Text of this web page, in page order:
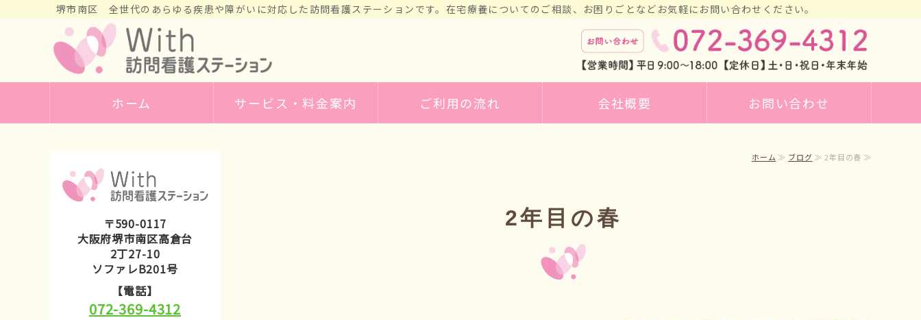
訪問看護サービス、リハビリテーションのWith訪問看護ステーション｜
堺市南区 全世代のあらゆる疾患や障がいに対応した訪問看護ステーションです。在宅療養についてのご相談、お困りごとなどお気軽にお問い合わせください。
ホーム サービス・料金案内 ご利用の流れ 会社概要 お問い合わせ
ホーム ≫ ブログ ≫ 2年目の春 ≫
2年目の春
〒590-0117
大阪府堺市南区高倉台
2丁27-10
ソファレB201号
【電話】
072-369-4312